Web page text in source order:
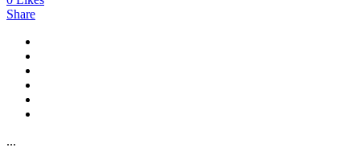
Share
...